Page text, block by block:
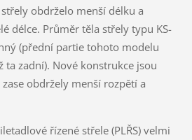
obdrželo menší délku a
délce. Průměr těla střely typu KS-
(přední partie tohoto modelu
ta zadní). Nové konstrukce jsou
obdržely menší rozpětí a
řízené střele (PLŘS) velmi